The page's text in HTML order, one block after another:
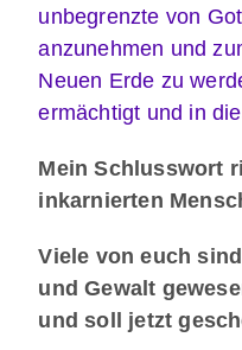
unbegrenzte von
anzunehmen und
Neuen Erde zu
ermächtigt und in
Mein Schlusswort
inkarnierten
Viele von euch
und Gewalt
und soll jetzt